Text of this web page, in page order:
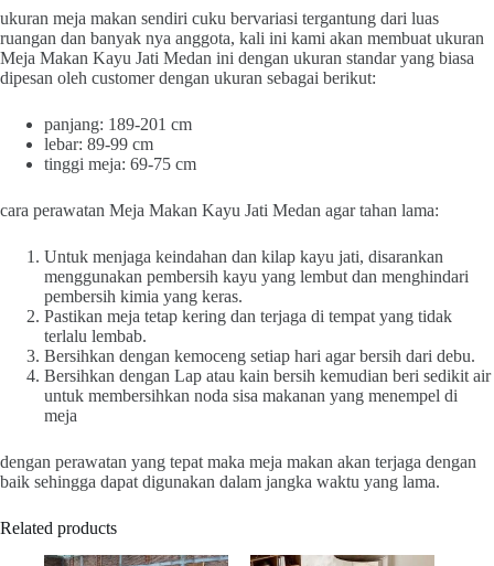
ukuran meja makan sendiri cuku bervariasi tergantung dari luas
ruangan dan banyak nya anggota, kali ini kami akan membuat ukuran
Meja Makan Kayu Jati Medan ini dengan ukuran standar yang biasa
dipesan oleh customer dengan ukuran sebagai berikut:
panjang: 189-201 cm
lebar: 89-99 cm
tinggi meja: 69-75 cm
cara perawatan Meja Makan Kayu Jati Medan agar tahan lama:
Untuk menjaga keindahan dan kilap kayu jati, disarankan
menggunakan pembersih kayu yang lembut dan menghindari
pembersih kimia yang keras.
Pastikan meja tetap kering dan terjaga di tempat yang tidak
terlalu lembab.
Bersihkan dengan kemoceng setiap hari agar bersih dari debu.
Bersihkan dengan Lap atau kain bersih kemudian beri sedikit air
untuk membersihkan noda sisa makanan yang menempel di
meja
dengan perawatan yang tepat maka meja makan akan terjaga dengan
baik sehingga dapat digunakan dalam jangka waktu yang lama.
Related products